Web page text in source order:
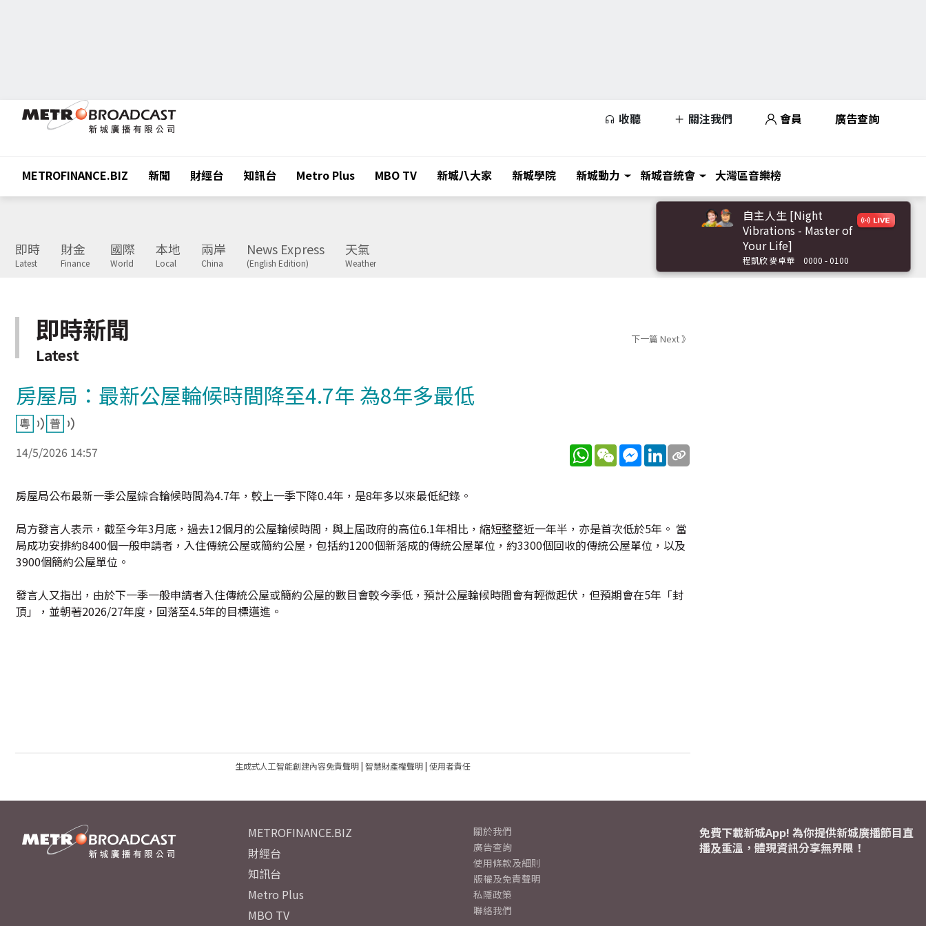
收聽 關注我們 會員 廣告查詢
METROFINANCE.BIZ 新聞 財經台 知訊台 Metro Plus MBO TV 新城八大家 新城學院 新城動力 新城音統會 大灣區音樂榜
即時
Latest
財金
Finance
國際
World
本地
Local
兩岸
China
News Express
(English Edition)
天氣
Weather
自主人生 [Night
Vibrations - Master of
Your Life]
程凱欣 麥卓華 0000 - 0100
即時新聞
Latest
下一篇 Next 》
房屋局：最新公屋輪候時間降至4.7年 為8年多最低
14/5/2026 14:57 WhatsApp
WeChatMessenger
LinkedIn
房屋局公布最新一季公屋綜合輪候時間為4.7年，較上一季下降0.4年，是8年多以來最低紀錄。
局方發言人表示，截至今年3月底，過去12個月的公屋輪候時間，與上屆政府的高位6.1年相比，縮短整整近一年半，亦是首次低於5年。 當
局成功安排約8400個一般申請者，入住傳統公屋或簡約公屋，包括約1200個新落成的傳統公屋單位，約3300個回收的傳統公屋單位，以及
3900個簡約公屋單位。
發言人又指出，由於下一季一般申請者入住傳統公屋或簡約公屋的數目會較今季低，預計公屋輪候時間會有輕微起伏，但預期會在5年「封
頂」，並朝著2026/27年度，回落至4.5年的目標邁進。
生成式人工智能創建內容免責聲明| 智慧財產權聲明| 使用者責任
METROFINANCE.BIZ
財經台
知訊台
Metro Plus
MBO TV
關於我們
廣告查詢
使用條款及細則
版權及免責聲明
私隱政策
聯絡我們
免費下載新城App! 為你提供新城廣播節目直
播及重溫，體現資訊分享無界限！